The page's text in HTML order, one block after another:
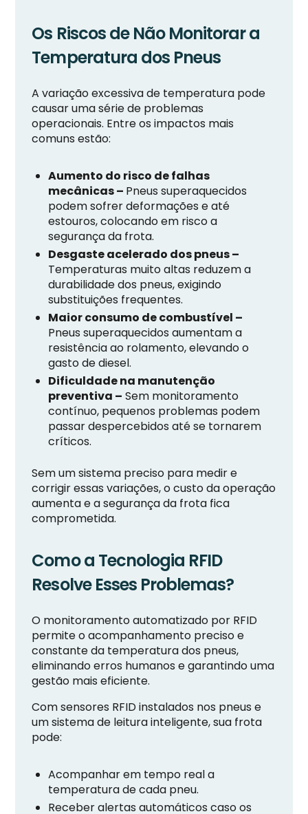
Os Riscos de Não Monitorar a
Temperatura dos Pneus
A variação excessiva de temperatura pode
causar uma série de problemas
operacionais. Entre os impactos mais
comuns estão:
Aumento do risco de falhas
mecânicas – Pneus superaquecidos
podem sofrer deformações e até
estouros, colocando em risco a
segurança da frota.
Desgaste acelerado dos pneus –
Temperaturas muito altas reduzem a
durabilidade dos pneus, exigindo
substituições frequentes.
Maior consumo de combustível –
Pneus superaquecidos aumentam a
resistência ao rolamento, elevando o
gasto de diesel.
Dificuldade na manutenção
preventiva – Sem monitoramento
contínuo, pequenos problemas podem
passar despercebidos até se tornarem
críticos.
Sem um sistema preciso para medir e
corrigir essas variações, o custo da operação
aumenta e a segurança da frota fica
comprometida.
Como a Tecnologia RFID
Resolve Esses Problemas?
O monitoramento automatizado por RFID
permite o acompanhamento preciso e
constante da temperatura dos pneus,
eliminando erros humanos e garantindo uma
gestão mais eficiente.
Com sensores RFID instalados nos pneus e
um sistema de leitura inteligente, sua frota
pode:
Acompanhar em tempo real a
temperatura de cada pneu.
Receber alertas automáticos caso os